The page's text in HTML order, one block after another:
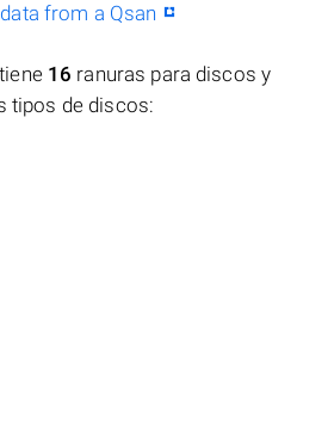
from a Qsan
tiene 16 ranuras para discos y
tipos de discos: